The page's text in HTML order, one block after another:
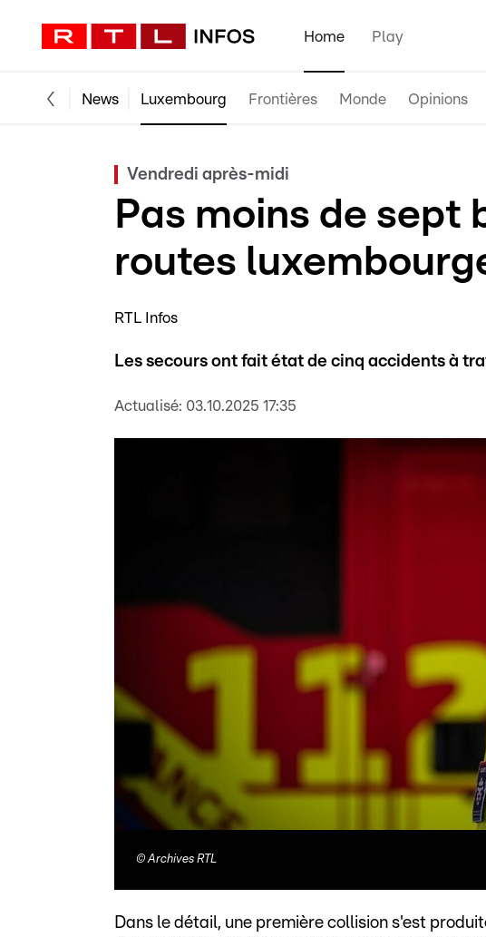
Home Play
News Luxembourg Frontières Monde Opinions
Vendredi après-midi
Pas moins de sept
routes
RTL Infos
Les secours ont fait état de cinq accidents à
Actualisé: 03.10.2025 17:35
©Archives RTL
Dans le détail, une première collision s'est